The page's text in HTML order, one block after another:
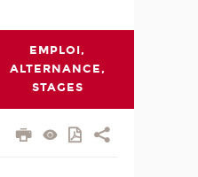
EMPLOI,
ALTERNANCE,
STAGES